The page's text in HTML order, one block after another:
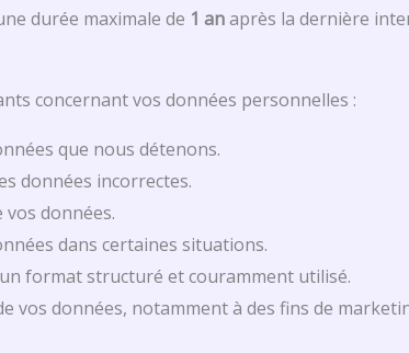
durée maximale de 1 anaprès la dernière
concernant vos données personnelles :
que nous détenons.
données incorrectes.
données.
dans certaines situations.
format structuré et couramment utilisé.
vos données, notamment à des fins de